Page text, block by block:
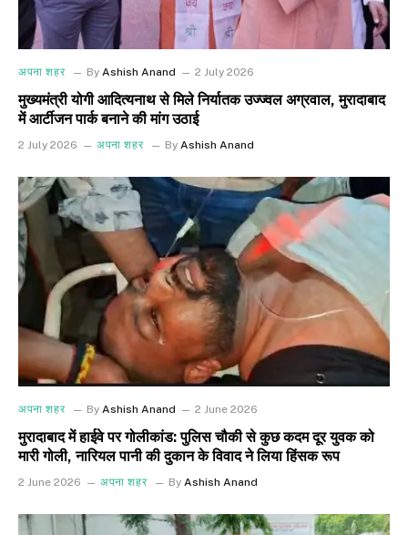
अपना शहर By Ashish Anand 2 July 2026
मुख्यमंत्री योगी आदित्यनाथ से मिले निर्यातक उज्ज्वल अग्रवाल, मुरादाबाद
में आर्टीजन पार्क बनाने की मांग उठाई
2 July 2026 अपना शहर By Ashish Anand
अपना शहर By Ashish Anand 2 June 2026
मुरादाबाद में हाईवे पर गोलीकांड: पुलिस चौकी से कुछ कदम दूर युवक को
मारी गोली, नारियल पानी की दुकान के विवाद ने लिया हिंसक रूप
2 June 2026 अपना शहर By Ashish Anand